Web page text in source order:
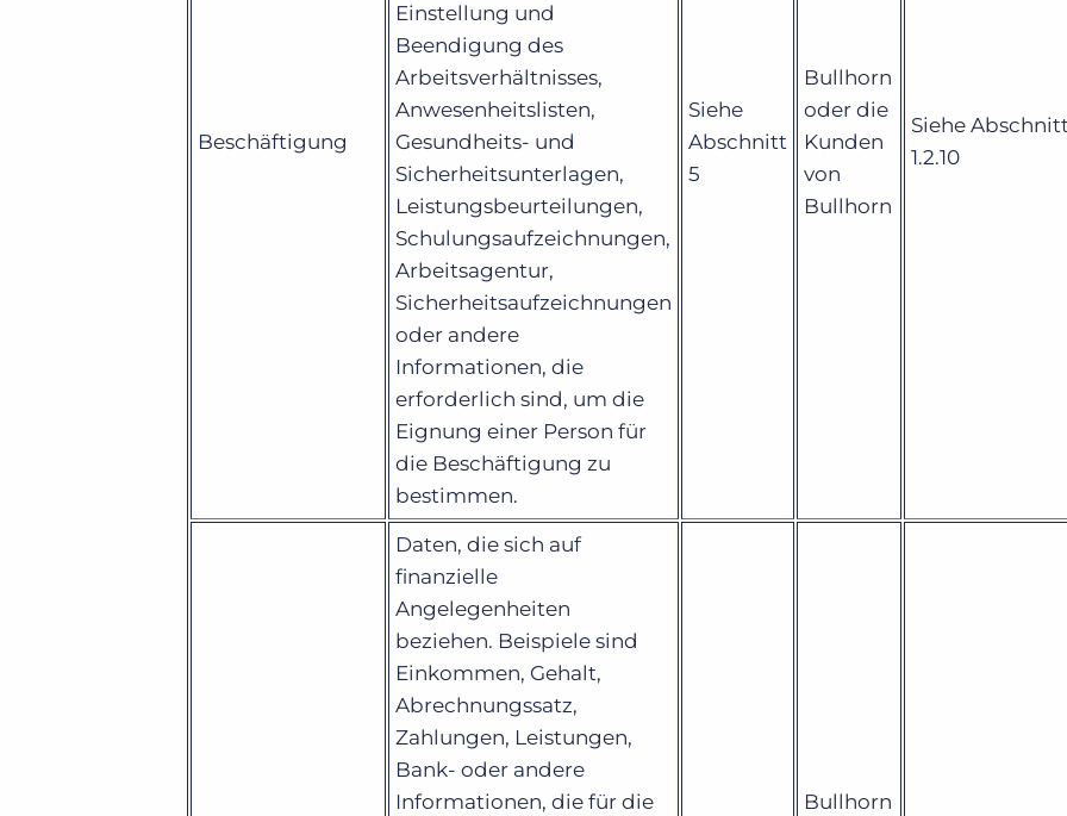
Beschäftigung
Einstellung und
Beendigung des
Arbeitsverhältnisses,
Anwesenheitslisten,
Gesundheits- und
Sicherheitsunterlagen,
Leistungsbeurteilungen,
Schulungsaufzeichnungen,
Arbeitsagentur,
Sicherheitsaufzeichnungen
oder andere
Informationen, die
erforderlich sind, um die
Eignung einer Person für
die Beschäftigung zu
bestimmen.
Siehe
Abschnitt
5
Bullhorn
oder die
Kunden
von
Bullhorn
Siehe Abschnitt
1.2.10
Daten, die sich auf
finanzielle
Angelegenheiten
beziehen. Beispiele sind
Einkommen, Gehalt,
Abrechnungssatz,
Zahlungen, Leistungen,
Bank- oder andere
Informationen, die für die
Bullhorn